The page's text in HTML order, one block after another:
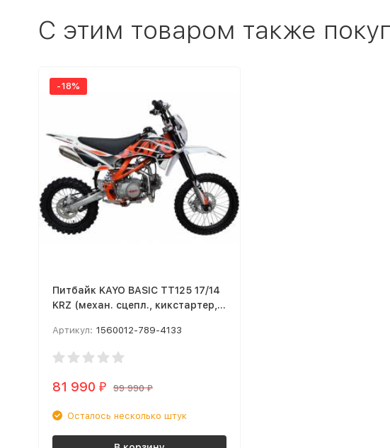
C этим товаром также
-18%
Питбайк KAYO BASIC TT125 17/14
KRZ (механ. сцепл., кикстартер,
1560012-789-4133 MSD (TT125)
Артикул: 1560012-789-4133
81 990 ₽ 99 990₽
Осталось несколько штук